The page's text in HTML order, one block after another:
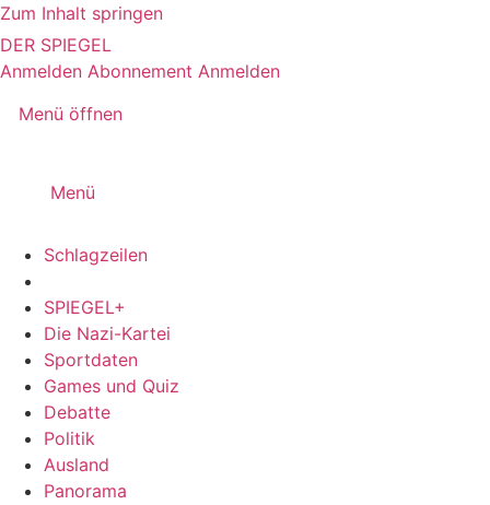
Zum Inhalt springen
DER SPIEGEL
Anmelden Abonnement Anmelden
Menü öffnen
Menü
Schlagzeilen
SPIEGEL+
Die Nazi-Kartei
Sportdaten
Games und Quiz
Debatte
Politik
Ausland
Panorama